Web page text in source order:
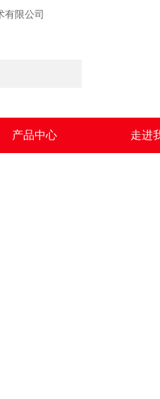
有限公司
产品中心 走进